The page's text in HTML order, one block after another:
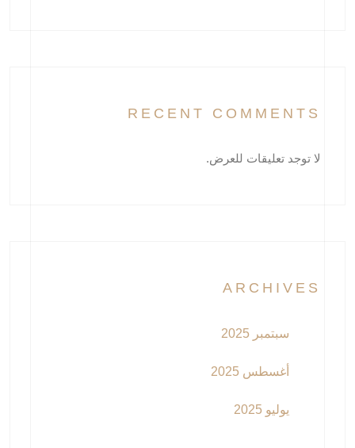
RECENT COMMENTS
لا توجد تعليقات للعرض.
ARCHIVES
سبتمبر 2025
أغسطس 2025
يوليو 2025